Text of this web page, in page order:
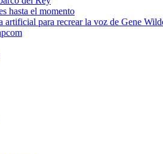
hasta el momento
artificial para recrear la voz de Gene